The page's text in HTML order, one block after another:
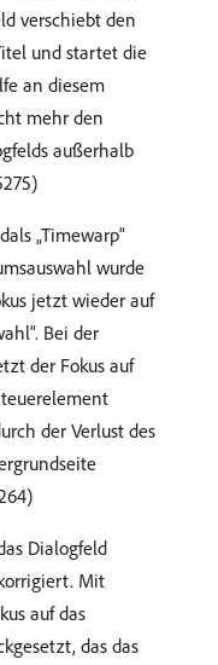
verschiebt den
und startet die
an diesem
mehr den
außerhalb
„Timewarp“
wurde
jetzt wieder auf
Bei der
der Fokus auf
der Verlust des
Dialogfeld
Mit
auf das
das das